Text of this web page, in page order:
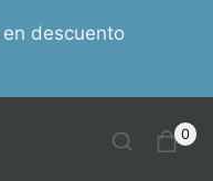
descuento
0